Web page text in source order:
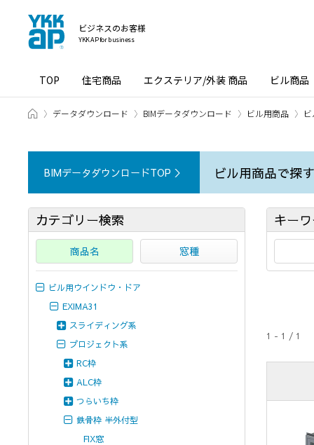
ビジネスのお客様
YKK AP for business
TOP 住宅商品 エクステリア/外装 商品 ビル商品
ホーム データダウンロード BIMデータダウンロード ビル用商品
BIMデータダウンロードTOP ＞ ビル用商品で探す
カテゴリー検索
商品名 窓種
ビル用ウインドウ・ドア
EXIMA31
スライディング系
プロジェクト系
RC枠
ALC枠
つらいち枠
鉄骨枠 半外付型
FIX窓
キー
1 - 1 / 1